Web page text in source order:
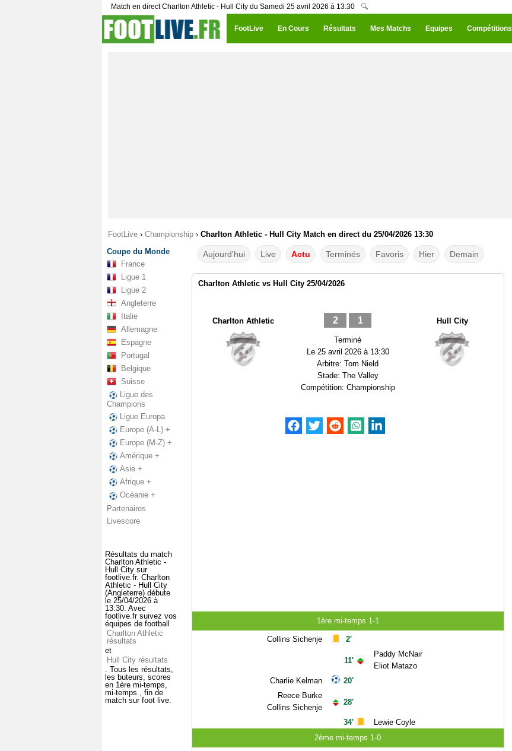
Match en direct Charlton Athletic - Hull City du Samedi 25 avril 2026 à 13:30 🔍
FootLive En Cours Résultats Mes Matchs Equipes Compétitions
FootLive › Championship › Charlton Athletic - Hull City Match en direct du 25/04/2026 13:30
Coupe du Monde
France
Ligue 1
Ligue 2
Angleterre
Italie
Allemagne
Espagne
Portugal
Belgique
Suisse
Ligue des
Champions
Ligue Europa
Europe (A-L) +
Europe (M-Z) +
Amérique +
Asie +
Afrique +
Océanie +
Partenaires
Livescore
Résultats du match
Charlton Athletic -
Hull City sur
footlive.fr. Charlton
Athletic - Hull City
(Angleterre) débute
le 25/04/2026 à
13:30. Avec
footlive.fr suivez vos
équipes de football
Charlton Athletic
résultats
et
Hull City résultats
. Tous les résultats,
les buteurs, scores
en 1ère mi-temps,
mi-temps , fin de
match sur foot live.
Aujourd'hui Live Actu Terminés Favoris Hier Demain
Charlton Athletic vs Hull City 25/04/2026
Charlton Athletic 2 1
Terminé
Le 25 avril 2026 à 13:30
Arbitre: Tom Nield
Stade: The Valley
Compétition: Championship
Hull City
1ère mi-temps 1-1
Collins Sichenje
Charlie Kelman
Reece Burke
Collins Sichenje
2'
11'
20'
28'
34'
Paddy McNair
Eliot Matazo
Lewie Coyle
2ème mi-temps 1-0